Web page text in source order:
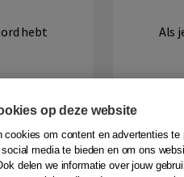
hebt Als
op deze website
cookies om content en advertenties te
media te bieden en om ons
delen we informatie over jouw